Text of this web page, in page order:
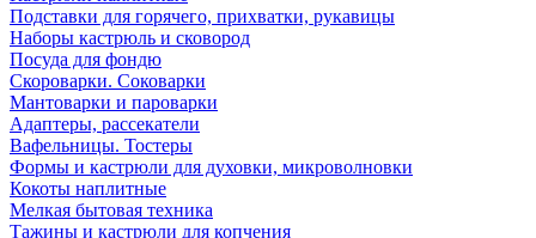
Подставки для горячего, прихватки, рукавицы
Наборы кастрюль и сковород
Посуда для фондю
Скороварки. Соковарки
Мантоварки и пароварки
Адаптеры, рассекатели
Вафельницы. Тостеры
Формы и кастрюли для духовки, микроволновки
Кокоты наплитные
Мелкая бытовая техника
Тажины и кастрюли для копчения